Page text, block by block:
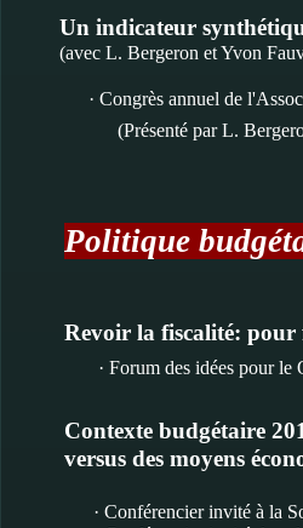
Un indicateur
(avec L. Bergeron et Yvon
· Congrès annuel de
(Présenté par L.
Politique
Revoir la fiscalité: pour
· Forum des idées pour
Contexte budgétaire
versus des moyens
· Conférencier invité à la